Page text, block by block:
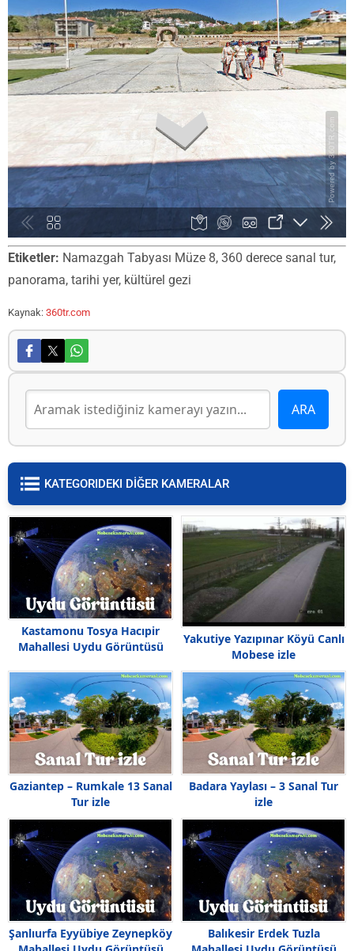
Etiketler: Namazgah Tabyası Müze 8, 360 derece sanal tur,
panorama, tarihi yer, kültürel gezi
Kaynak: 360tr.com
KATEGORIDEKI DİĞER KAMERALAR
Kastamonu Tosya Hacıpir
Mahallesi Uydu Görüntüsü
Yakutiye Yazıpınar Köyü Canlı
Mobese izle
Gaziantep – Rumkale 13 Sanal
Tur izle
Badara Yaylası – 3 Sanal Tur
izle
Şanlıurfa Eyyübiye Zeynepköy
Balıkesir Erdek Tuzla